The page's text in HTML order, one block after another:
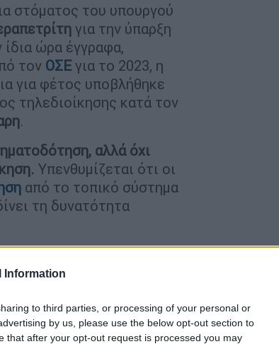
Information
to third parties, or processing of your personal or
by us, please use the below opt-out section to
that after your opt-out request is processed you may
στόματος του υπουργού
για την ύπαρξη
ίδια ώρα έγγραφα,
τον ΟΣΕ για το 2023, η
για φέτος υποβλήθηκε
τηλεδιοίκησης κατά τον
.
αλλά όχι
Υπενθυμίζεται ότι οι
από το τοπικό σύστημα
τη δυνατότητα